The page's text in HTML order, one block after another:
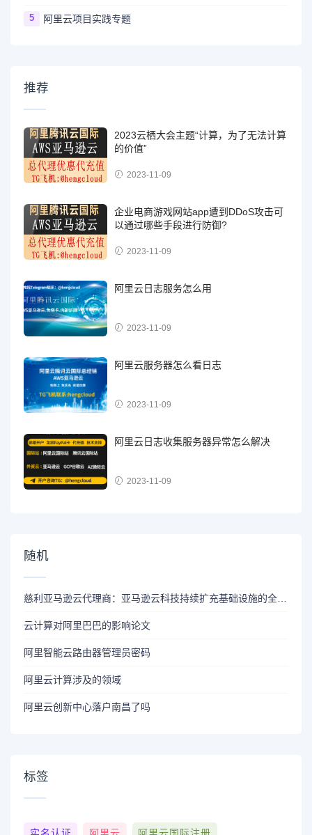
5 阿里云项目实践专题
推荐
2023云栖大会主题“计算，为了无法计算
的价值”
2023-11-09
企业电商游戏网站app遭到DDoS攻击可
以通过哪些手段进行防御?
2023-11-09
阿里云日志服务怎么用
2023-11-09
阿里云服务器怎么看日志
2023-11-09
阿里云日志收集服务器异常怎么解决
2023-11-09
随机
慈利亚马逊云代理商：亚马逊云科技持续扩充基础设施的全球覆盖，其发展会怎么样？
云计算对阿里巴巴的影响论文
阿里智能云路由器管理员密码
阿里云计算涉及的领域
阿里云创新中心落户南昌了吗
标签
实名认证 阿里云 阿里云国际注册